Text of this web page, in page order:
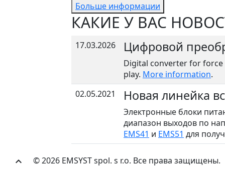
Больше информации
КАКИЕ У ВАС
17.03.2026 Цифровой
Digital converter for force
play. More information.
02.05.2021
Новая линейка
Электронные блоки
диапазон выходов по
EMS41 и EMS51 для
keyboard_arrow_up
© 2026 EMSYST spol. s r.o. Все права защищены.